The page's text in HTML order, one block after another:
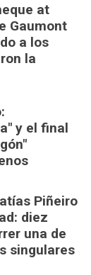
at
Gaumont
a los
la
y el final
Piñeiro
diez
una de
singulares